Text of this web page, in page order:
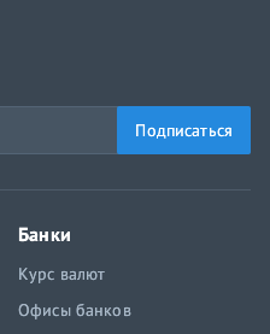
Подписаться
Банки
Курс валют
Офисы банков